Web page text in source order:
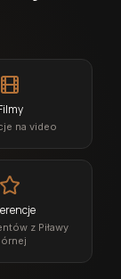
na video
z Piławy